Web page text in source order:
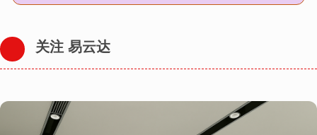
关注 易云达